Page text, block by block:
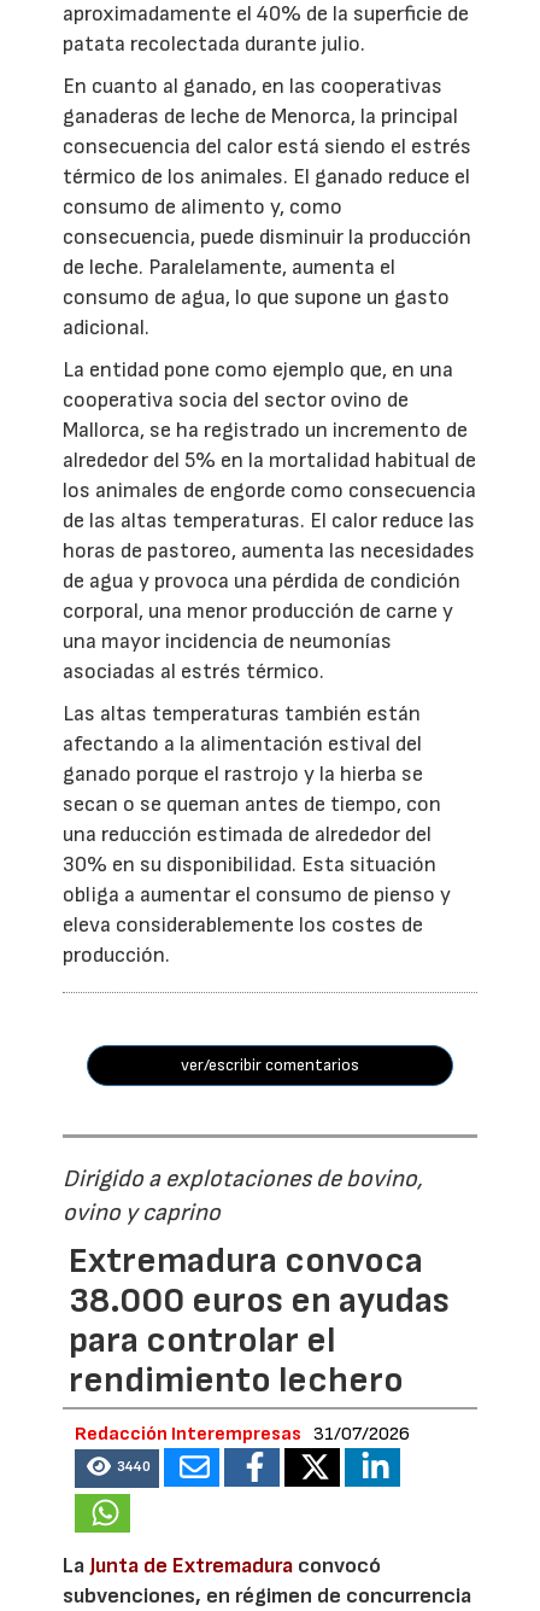
aproximadamente el 40% de la superficie de
patata recolectada durante julio.
En cuanto al ganado, en las cooperativas
ganaderas de leche de Menorca, la principal
consecuencia del calor está siendo el estrés
térmico de los animales. El ganado reduce el
consumo de alimento y, como
consecuencia, puede disminuir la producción
de leche. Paralelamente, aumenta el
consumo de agua, lo que supone un gasto
adicional.
La entidad pone como ejemplo que, en una
cooperativa socia del sector ovino de
Mallorca, se ha registrado un incremento de
alrededor del 5% en la mortalidad habitual de
los animales de engorde como consecuencia
de las altas temperaturas. El calor reduce las
horas de pastoreo, aumenta las necesidades
de agua y provoca una pérdida de condición
corporal, una menor producción de carne y
una mayor incidencia de neumonías
asociadas al estrés térmico.
Las altas temperaturas también están
afectando a la alimentación estival del
ganado porque el rastrojo y la hierba se
secan o se queman antes de tiempo, con
una reducción estimada de alrededor del
30% en su disponibilidad. Esta situación
obliga a aumentar el consumo de pienso y
eleva considerablemente los costes de
producción.
ver/escribir comentarios
Dirigido a explotaciones de bovino,
ovino y caprino
Extremadura convoca
38.000 euros en ayudas
para controlar el
rendimiento lechero
Redacción Interempresas 31/07/2026
3440
LaJunta de Extremadura convocó
subvenciones, en régimen de concurrencia